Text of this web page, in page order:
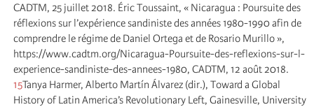
CADTM, 25 juillet 2018. Éric Toussaint, « Nicaragua : Poursuite des
réflexions sur l’expérience sandiniste des années 1980-1990 afin de
comprendre le régime de Daniel Ortega et de Rosario Murillo »,
https://www.cadtm.org/Nicaragua-Poursuite-des-reflexions-sur-l-
experience-sandiniste-des-annees-1980, CADTM, 12 août 2018.
15Tanya Harmer, Alberto Martín Álvarez (dir.), Toward a Global
History of Latin America’s Revolutionary Left, Gainesville, University